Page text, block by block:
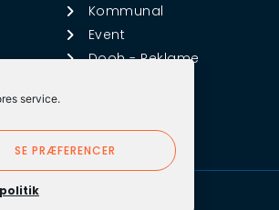
service.
SE PRÆFERENCER
Kommunal
Event
Dooh - Reklame